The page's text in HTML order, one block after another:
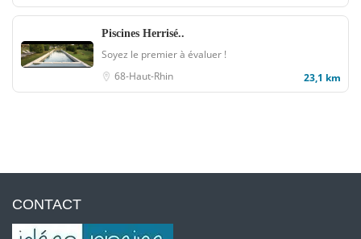
Piscines Herrisé..
Soyez le premier à évaluer !
68-Haut-Rhin
23,1 km
CONTACT